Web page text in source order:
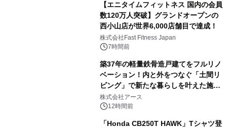
【エニタイムフィットネス 国内の会員
数120万人突破】グランドオープンの
西小山店が世界6,000店舗目で達成！
株式会社Fast Fitness Japan
7時間前
築37年の軽量鉄骨造戸建てをフルリノ
ベーション！内と外をつなぐ「土間リ
ビング」で新たな暮らしを叶えた施工
事例を株式会社アースが公開
株式会社アース
12時間前
「Honda CB250T HAWK」Tシャツ登